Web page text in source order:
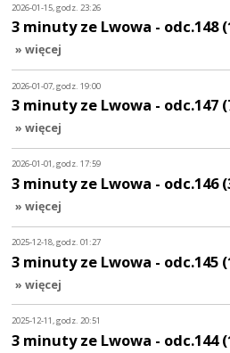
2026-01-15, godz. 23:26
3 minuty ze Lwowa - odc.148
» więcej
2026-01-07, godz. 19:00
3 minuty ze Lwowa - odc.147
» więcej
2026-01-01, godz. 17:59
3 minuty ze Lwowa - odc.146
» więcej
2025-12-18, godz. 01:27
3 minuty ze Lwowa - odc.145
» więcej
2025-12-11, godz. 20:51
3 minuty ze Lwowa - odc.144